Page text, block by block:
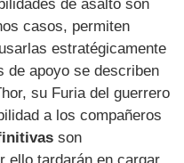
de asalto son
casos, permiten
estratégicamente
de apoyo se describen
su Furia del guerrero
a los compañeros
son